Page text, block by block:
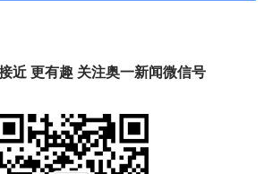
近 更有趣 关注奥一新闻微信号